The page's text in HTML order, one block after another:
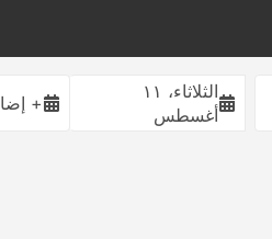
الثلاثاء، ١١
أغسطس
+